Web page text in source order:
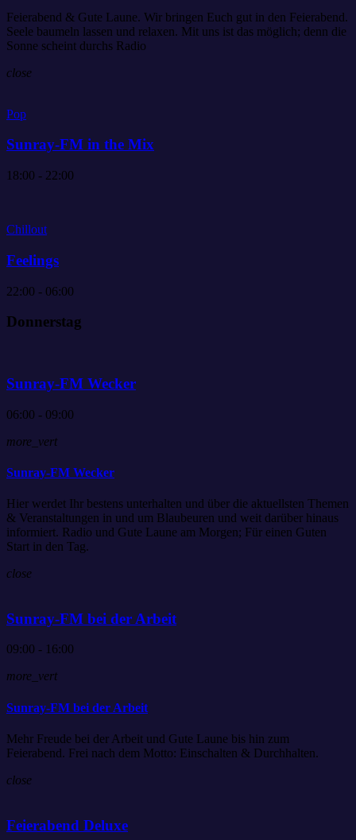
Feierabend & Gute Laune. Wir bringen Euch gut in den Feierabend.
Seele baumeln lassen und relaxen. Mit uns ist das möglich; denn die
Sonne scheint durchs Radio
close
Pop
Sunray-FM in the Mix
18:00 - 22:00
Chillout
Feelings
22:00 - 06:00
Donnerstag
Sunray-FM Wecker
06:00 - 09:00
more_vert
Sunray-FM Wecker
Hier werdet Ihr bestens unterhalten und über die aktuellsten Themen
& Veranstaltungen in und um Blaubeuren und weit darüber hinaus
informiert. Radio und Gute Laune am Morgen; Für einen Guten
Start in den Tag.
close
Sunray-FM bei der Arbeit
09:00 - 16:00
more_vert
Sunray-FM bei der Arbeit
Mehr Freude bei der Arbeit und Gute Laune bis hin zum
Feierabend. Frei nach dem Motto: Einschalten & Durchhalten.
close
Feierabend Deluxe